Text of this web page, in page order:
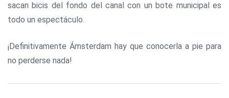
sacan bicis del fondo del canal con un bote municipal es
todo un espectáculo.
¡Definitivamente Ámsterdam hay que conocerla a pie para
no perderse nada!